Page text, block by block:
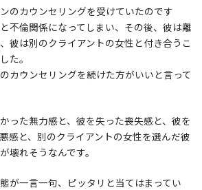
のカウンセリングを受けていたのです
不倫関係になってしまい、その後、彼は離
彼は別のクライアントの女性と付き合うこ
た。
カウンセリングを続けた方がいいと言って
った無力感と、彼を失った喪失感と、彼を
感と、別のクライアントの女性を選んだ彼
壊れそうなんです。
が一言一句、ピッタリと当てはまってい